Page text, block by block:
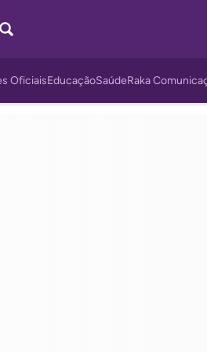
OficiaisEducaçãoSaúdeRaka